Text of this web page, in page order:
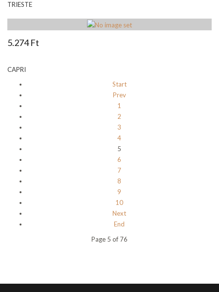
TRIESTE
5.274 Ft
CAPRI
Start
Prev
1
2
3
4
5
6
7
8
9
10
Next
End
Page 5 of 76